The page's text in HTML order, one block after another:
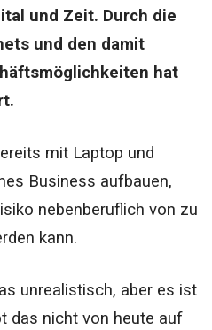
und Zeit. Durch die
und den damit
hat
mit Laptop und
Business aufbauen,
nebenberuflich von zu
kann.
unrealistisch, aber es ist
das nicht von heute auf